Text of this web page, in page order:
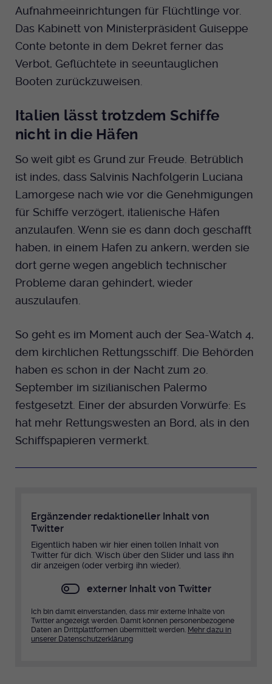
Aufnahmeeinrichtungen für Flüchtlinge vor.
Das Kabinett von Ministerpräsident Guiseppe
Conte betonte in dem Dekret ferner das
Verbot, Geflüchtete in seeuntauglichen
Booten zurückzuweisen.
Italien lässt trotzdem Schiffe
nicht in die Häfen
So weit gibt es Grund zur Freude. Betrüblich
ist indes, dass Salvinis Nachfolgerin Luciana
Lamorgese nach wie vor die Genehmigungen
für Schiffe verzögert, italienische Häfen
anzulaufen. Wenn sie es dann doch geschafft
haben, in einem Hafen zu ankern, werden sie
dort gerne wegen angeblich technischer
Probleme daran gehindert, wieder
auszulaufen.
So geht es im Moment auch der Sea-Watch 4,
dem kirchlichen Rettungsschiff. Die Behörden
haben es schon in der Nacht zum 20.
September im sizilianischen Palermo
festgesetzt. Einer der absurden Vorwürfe: Es
hat mehr Rettungswesten an Bord, als in den
Schiffspapieren vermerkt.
Ergänzender redaktioneller Inhalt von
Twitter
Eigentlich haben wir hier einen tollen Inhalt von
Twitter für dich. Wisch über den Slider und lass ihn
dir anzeigen (oder verbirg ihn wieder).
externer Inhalt von Twitter
Ich bin damit einverstanden, dass mir externe Inhalte von
Twitter angezeigt werden. Damit können personenbezogene
Daten an Drittplattformen übermittelt werden. Mehr dazu in
unserer Datenschutzerklärung
Zweck
Dieser Cookie wird genutzt um
Backend eingelogged ist und die Seite
bearbeiten darf.
Anbieter EKHN
Zweck
Dieser Cookie wird genutzt um
festzustellen ob ein Benutzer im TYPO3
Frontend eingelogged ist und die Seite
bearbeiten darf.
Name PHPSESSID
Anbieter EKHN
Zweck
PHP Daten Identifikator, der gesetzt wird
wenn die PHP session() Methode benutzt
Name uid
EKHN
Name cookie_optin-[n]
Anbieter EKHN
Laufzeit
dieser Cookie am Ende der Sitzung
gelöscht. Ansonsten 1 Monat.
Name _pk_id.424
Anbieter Medienhaus der EKHN GmbH
Laufzeit 13 Monate
Zweck Einzigartige Besucher ID.
Anbieter Medienhaus der EKHN GmbH
Laufzeit
Zur Speicherung kurzfristiger
Informationen über den Besuch.
Name mtm_cookie_consent
Laufzeit 1 Jahr
Zweck
Speicherung der Cookie Constent
Einstellungen
Cookie-Informationen anzeigen
Marketing
Anbieter Facebook Ireland Limited
Laufzeit 3 Monate
Zweck Anzeigen / Ads
Youtube
Facebook
Instagram
Twitter
Spotify
Giphy